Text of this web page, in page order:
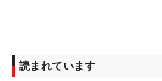
たが、年間メジャー3勝以上と
読まれています